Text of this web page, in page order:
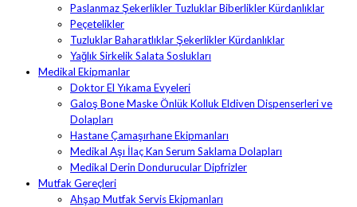
Paslanmaz Şekerlikler Tuzluklar Biberlikler Kürdanlıklar
Peçetelikler
Tuzluklar Baharatlıklar Şekerlikler Kürdanlıklar
Yağlık Sirkelik Salata Soslukları
Medikal Ekipmanlar
Doktor El Yıkama Evyeleri
Galoş Bone Maske Önlük Kolluk Eldiven Dispenserleri ve
Dolapları
Hastane Çamaşırhane Ekipmanları
Medikal Aşı İlaç Kan Serum Saklama Dolapları
Medikal Derin Dondurucular Dipfrizler
Mutfak Gereçleri
Ahşap Mutfak Servis Ekipmanları